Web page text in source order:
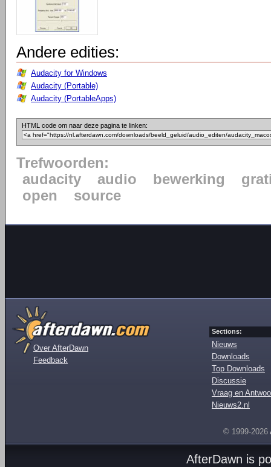
Andere edities:
Audacity for Windows
Audacity (Portable)
Audacity (PortableApps)
HTML code om naar deze pagina te linken:
Trefwoorden:
audacity
audio bewerking
open
source
Over AfterDawn
Feedback
Sections:
Nieuws
Downloads
Top Downloads
Discussie
Vraag en
Nieuws2.nl
© 1999-2026
AfterDawn is